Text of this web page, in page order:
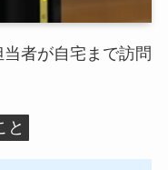
者が自宅まで訪問
と